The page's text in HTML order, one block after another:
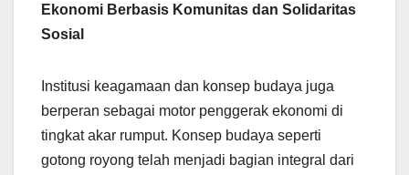
Ekonomi Berbasis Komunitas dan Solidaritas
Sosial
Institusi keagamaan dan konsep budaya juga
berperan sebagai motor penggerak ekonomi di
tingkat akar rumput. Konsep budaya seperti
gotong royong telah menjadi bagian integral dari